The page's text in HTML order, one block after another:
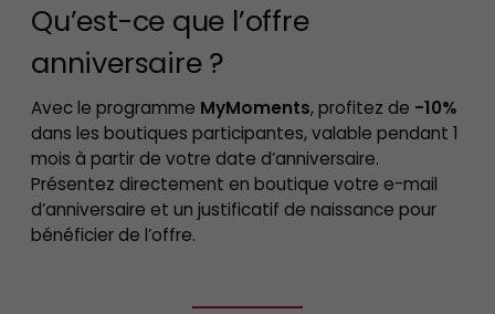
Qu’est-ce que l’offre
anniversaire ?
Avec le programme MyMoments, profitez de -10%
dans les boutiques participantes, valable pendant 1
mois à partir de votre date d’anniversaire.
Présentez directement en boutique votre e-mail
d’anniversaire et un justificatif de naissance pour
bénéficier de l’offre.